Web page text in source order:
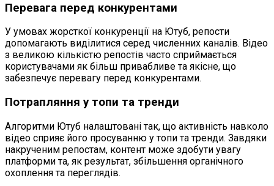
Перевага перед конкурентами
У умовах жорсткої конкуренції на Ютуб, репости
допомагають виділитися серед численних каналів. Відео
з великою кількістю репостів часто сприймається
користувачами як більш привабливе та якісне, що
забезпечує перевагу перед конкурентами.
Потрапляння у топи та тренди
Алгоритми Ютуб налаштовані так, що активність навколо
відео сприяє його просуванню у топи та тренди. Завдяки
накрученим репостам, контент може здобути увагу
платформи та, як результат, збільшення органічного
охоплення та переглядів.